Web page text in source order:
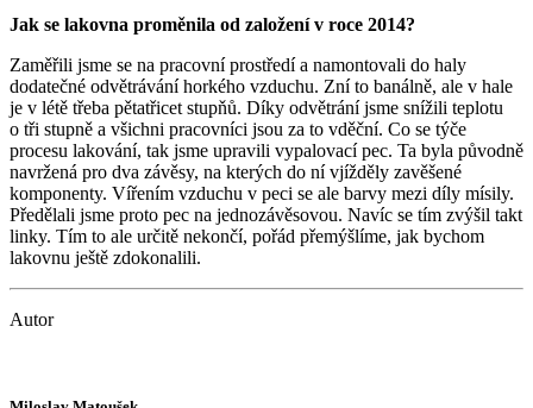
Jak se lakovna proměnila od založení v roce 2014?
Zaměřili jsme se na pracovní prostředí a namontovali do haly
dodatečné odvětrávání horkého vzduchu. Zní to banálně, ale v hale
je v létě třeba pětatřicet stupňů. Díky odvětrání jsme snížili teplotu
o tři stupně a všichni pracovníci jsou za to vděční. Co se týče
procesu lakování, tak jsme upravili vypalovací pec. Ta byla původně
navržená pro dva závěsy, na kterých do ní vjížděly zavěšené
komponenty. Vířením vzduchu v peci se ale barvy mezi díly mísily.
Předělali jsme proto pec na jednozávěsovou. Navíc se tím zvýšil takt
linky. Tím to ale určitě nekončí, pořád přemýšlíme, jak bychom
lakovnu ještě zdokonalili.
Autor